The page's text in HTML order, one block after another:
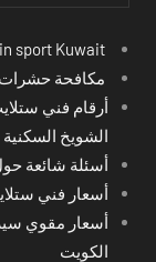
مكافحة حشرات
أرقام فني
الشويخ السكنية
أسئلة شائعة
أسعار فني
أسعار مقوي
الكويت